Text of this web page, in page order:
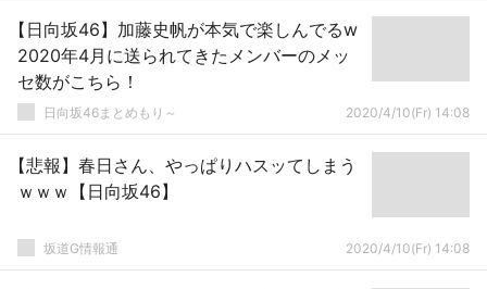
【日向坂46】加藤史帆が本気で楽しんでるw
2020年4月に送られてきたメンバーのメッ
セ数がこちら！
日向坂46まとめもり～ 2020/4/10(Fr) 14:08
【悲報】春日さん、やっぱりハスッてしまう
ｗｗｗ【日向坂46】
坂道G情報通 2020/4/10(Fr) 14:08